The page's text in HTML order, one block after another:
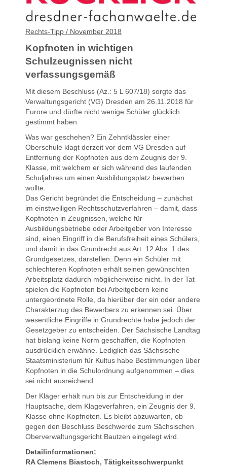
Rechts-Tipp / November 2018
Kopfnoten in wichtigen
Schulzeugnissen nicht
verfassungsgemäß
Mit diesem Beschluss (Az.: 5 L 607/18) sorgte das
Verwaltungsgericht (VG) Dresden am 26.11.2018 für
Furore und dürfte nicht wenige Schüler glücklich
gestimmt haben.
Was war geschehen? Ein Zehntklässler einer
Oberschule klagt derzeit vor dem VG Dresden auf
Entfernung der Kopfnoten aus dem Zeugnis der 9.
Klasse, mit welchem er sich während des laufenden
Schuljahres um einen Ausbildungsplatz bewerben
wollte.
Das Gericht begründet die Entscheidung – zunächst
im einstweiligen Rechtsschutzverfahren – damit, dass
Kopfnoten in Zeugnissen, welche für
Ausbildungsbetriebe oder Arbeitgeber von Interesse
sind, einen Eingriff in die Berufsfreiheit eines Schülers,
und damit in das Grundrecht aus Art. 12 Abs. 1 des
Grundgesetzes, darstellen. Denn ein Schüler mit
schlechteren Kopfnoten erhält seinen gewünschten
Arbeitsplatz dadurch möglicherweise nicht. In der Tat
spielen die Kopfnoten bei Arbeitgebern keine
untergeordnete Rolle, da hierüber der ein oder andere
Charakterzug des Bewerbers zu erkennen sei. Über
wesentliche Eingriffe in Grundrechte habe jedoch der
Gesetzgeber zu entscheiden. Der Sächsische Landtag
hat bislang keine Norm geschaffen, die Kopfnoten
ausdrücklich erwähne. Lediglich das Sächsische
Staatsministerium für Kultus habe Bestimmungen über
Kopfnoten in die Schulordnung aufgenommen – dies
sei nicht ausreichend.
Der Kläger erhält nun bis zur Entscheidung in der
Hauptsache, dem Klageverfahren, ein Zeugnis der 9.
Klasse ohne Kopfnoten. Es bleibt abzuwarten, ob
gegen den Beschluss Beschwerde zum Sächsischen
Oberverwaltungsgericht Bautzen eingelegt wird.
Detailinformationen:
RA Clemens Biastoch, Tätigkeitsschwerpunkt